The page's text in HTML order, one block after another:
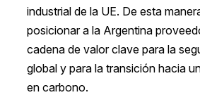
industrial de la UE. De esta
posicionar a la Argentina
cadena de valor clave para la
global y para la transición hacia
en carbono.